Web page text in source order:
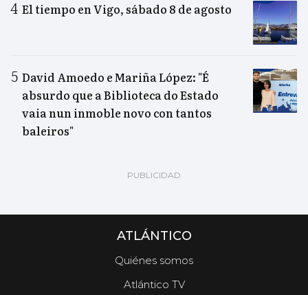
El tiempo en Vigo, sábado 8 de agosto
David Amoedo e Mariña López: "É
absurdo que a Biblioteca do Estado
vaia nun inmoble novo con tantos
baleiros"
ATLÁNTICO
Quiénes somos
Atlántico TV